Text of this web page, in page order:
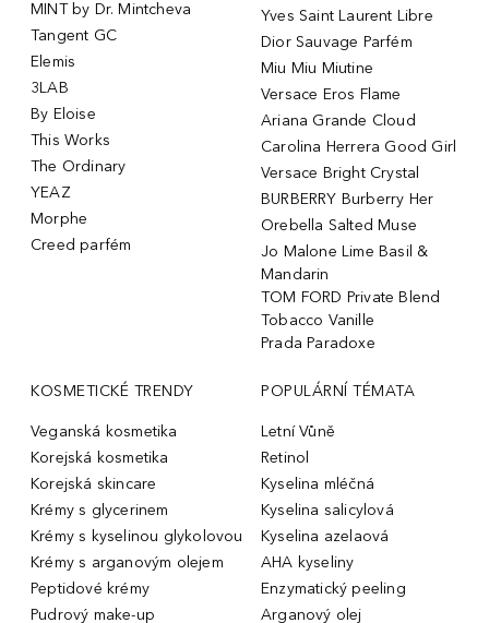
MINT by Dr. Mintcheva
Tangent GC
Elemis
3LAB
By Eloise
This Works
The Ordinary
YEAZ
Morphe
Creed parfém
Yves Saint Laurent Libre
Dior Sauvage Parfém
Miu Miu Miutine
Versace Eros Flame
Ariana Grande Cloud
Carolina Herrera Good Girl
Versace Bright Crystal
BURBERRY Burberry Her
Orebella Salted Muse
Jo Malone Lime Basil &
Mandarin
TOM FORD Private Blend
Tobacco Vanille
Prada Paradoxe
KOSMETICKÉ TRENDY
Veganská kosmetika
Korejská kosmetika
Korejská skincare
Krémy s glycerinem
Krémy s kyselinou glykolovou
Krémy s arganovým olejem
Peptidové krémy
Pudrový make-up
POPULÁRNÍ TÉMATA
Letní Vůně
Retinol
Kyselina mléčná
Kyselina salicylová
Kyselina azelaová
AHA kyseliny
Enzymatický peeling
Arganový olej